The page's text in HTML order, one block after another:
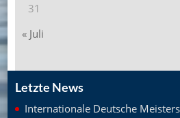
31
« Juli
Letzte News
Internationale Deutsche